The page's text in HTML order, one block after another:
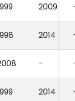
2009
2014
-
2014